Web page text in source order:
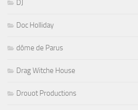
DJ
Doc Holliday
dôme de Parus
Drag Witche House
Drouot Productions